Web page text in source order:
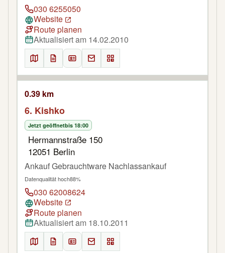
030 6255050
Website
Route planen
Aktualisiert am 14.02.2010
0.39 km
6. Kishko
Jetzt geöffnetbis 18:00
Hermannstraße 150
12051 Berlin
Ankauf Gebrauchtware Nachlassankauf
Datenqualität hoch88%
030 62008624
Website
Route planen
Aktualisiert am 18.10.2011